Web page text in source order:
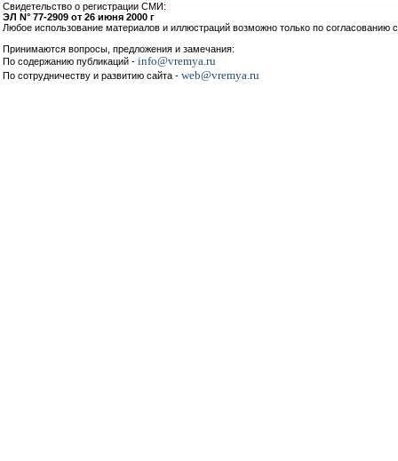
Свидетельство о регистрации СМИ:
ЭЛ N° 77-2909 от 26 июня 2000 г
Любое использование материалов и иллюстраций возможно только по согласованию
Принимаются вопросы, предложения и замечания:
По содержанию публикаций - info@vremya.ru
По сотрудничеству и развитию сайта - web@vremya.ru